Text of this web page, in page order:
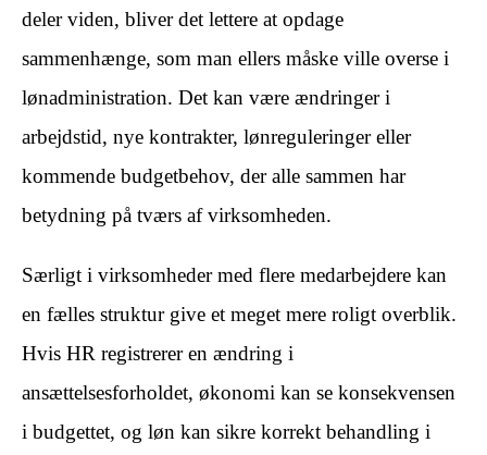
deler viden, bliver det lettere at opdage
sammenhænge, som man ellers måske ville overse i
lønadministration. Det kan være ændringer i
arbejdstid, nye kontrakter, lønreguleringer eller
kommende budgetbehov, der alle sammen har
betydning på tværs af virksomheden.
Særligt i virksomheder med flere medarbejdere kan
en fælles struktur give et meget mere roligt overblik.
Hvis HR registrerer en ændring i
ansættelsesforholdet, økonomi kan se konsekvensen
i budgettet, og løn kan sikre korrekt behandling i